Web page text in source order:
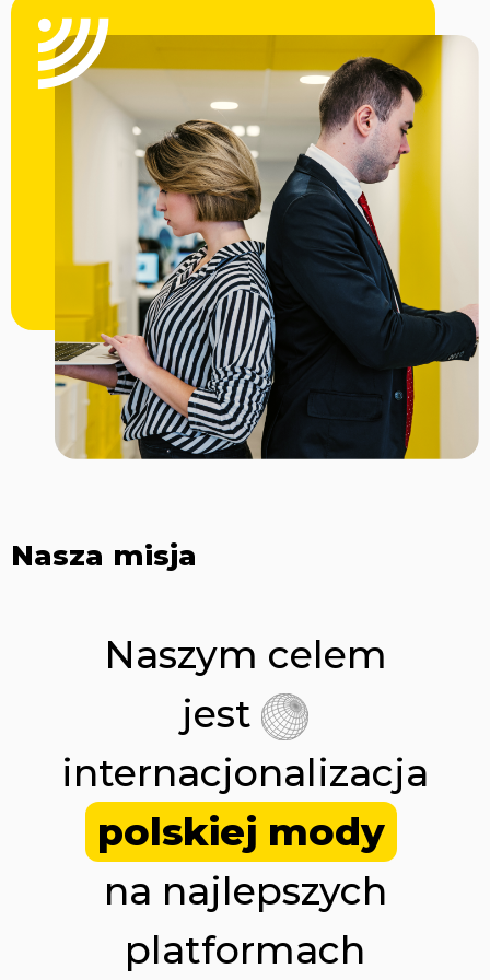
rynku e-commerce na arenie międzynarodowej. Firma
wyznaje zasady pełnej transparentności i stosuje jedynie
uczciwe praktyki handlowe, dzięki czemu już wielu
dostawców jej zaufało. Ostatnie lata pokazały potencjał
biznesu, co utwierdza osoby związane z Huluki w
przekonaniu, że dzięki usilnemu trudowi i wytrwałości
można osiągnąć wszystko.
Nasza misja
Naszym celem
jest
internacjonalizacja
polskiej mody
na najlepszych
platformach